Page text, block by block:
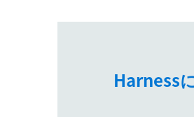
Harness